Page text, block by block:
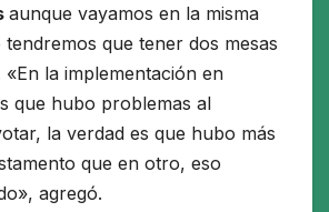
aunque vayamos en la misma
que tener dos mesas
«En la implementación en
que hubo problemas al
la verdad es que hubo más
que en otro, eso
agregó.